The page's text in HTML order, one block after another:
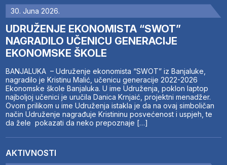
30. Juna 2026.
UDRUŽENJE EKONOMISTA “SWOT”
NAGRADILO UČENICU GENERACIJE
EKONOMSKE ŠKOLE
BANJALUKA – Udruženje ekonomista “SWOT” iz Banjaluke,
nagradilo je Kristinu Malić, učenicu generacije 2022-2026
Ekonomske škole Banjaluka. U ime Udruženja, poklon laptop
najboljoj učenici je uručila Danica Krnjaić, projektni menadžer.
Ovom prilikom u ime Udruženja istakla je da na ovaj simboličan
način Udruženje nagrađuje Kristininu posvećenost i uspjeh, te
da žele pokazati da neko prepoznaje […]
AKTIVNOSTI